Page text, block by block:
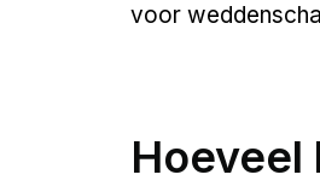
voor
Hoeveel